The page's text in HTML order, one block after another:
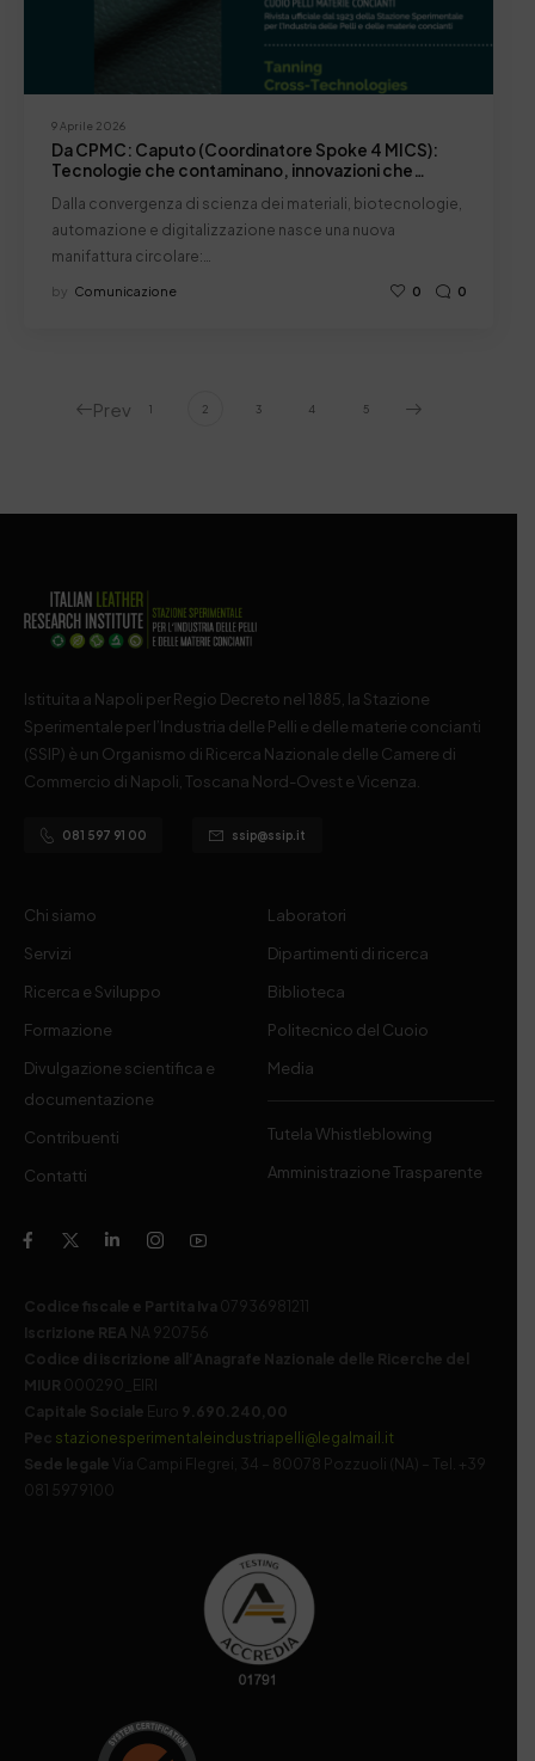
9 Aprile 2026
Da CPMC: Caputo (Coordinatore Spoke 4 MICS):
Tecnologie che contaminano, innovazioni che
in Italy
Dalla convergenza di scienza dei materiali, biotecnologie,
automazione e digitalizzazione nasce una nuova
manifattura circolare:…
by Comunicazione 0 0
Prev 1 2 3 4 5
Istituita a Napoli per Regio Decreto nel 1885, la Stazione
Sperimentale per l’Industria delle Pelli e delle materie concianti
(SSIP) è un Organismo di Ricerca Nazionale delle Camere di
Commercio di Napoli, Toscana Nord-Ovest e Vicenza.
081 597 91 00 ssip@ssip.it
Chi siamo
Servizi
Ricerca e Sviluppo
Formazione
Divulgazione scientifica e
documentazione
Contribuenti
Contatti
Laboratori
Dipartimenti di ricerca
Biblioteca
Politecnico del Cuoio
Media
Tutela Whistleblowing
Amministrazione Trasparente
Codice fiscale e Partita Iva 07936981211
Iscrizione REA NA 920756
Codice di iscrizione all’Anagrafe Nazionale delle Ricerche del
MIUR 000290_EIRI
Capitale Sociale Euro 9.690.240,00
Pec stazionesperimentaleindustriapelli@legalmail.it
Sede legale
Via Campi Flegrei, 34 – 80078 Pozzuoli (NA) – Tel. +39
081 5979100